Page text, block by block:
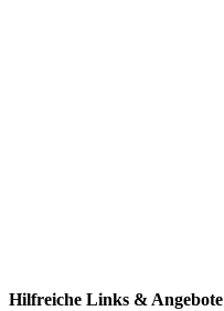
Hilfreiche Links & Angebote